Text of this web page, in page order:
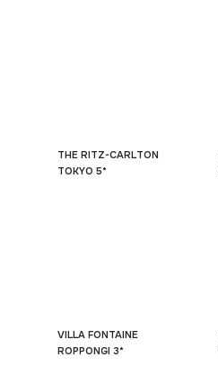
THE RITZ-CARLTON
TOKYO 5*
VILLA FONTAINE
ROPPONGI 3*